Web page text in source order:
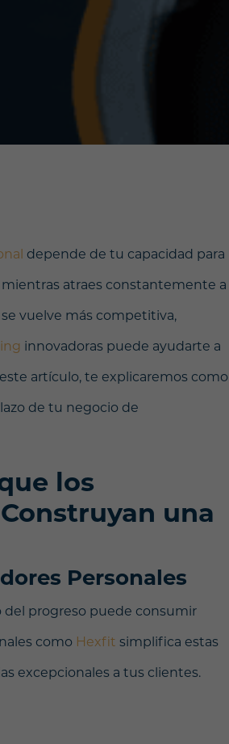
depende de tu capacidad para
atraes constantemente a
vuelve más competitiva,
innovadoras puede ayudarte a
artículo, te explicaremos como
de tu negocio de
los
una
Personales
progreso puede consumir
como Hexfit simplifica estas
excepcionales a tus clientes.